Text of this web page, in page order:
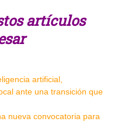
artículos
artificial,
ante una transición que
nueva convocatoria para